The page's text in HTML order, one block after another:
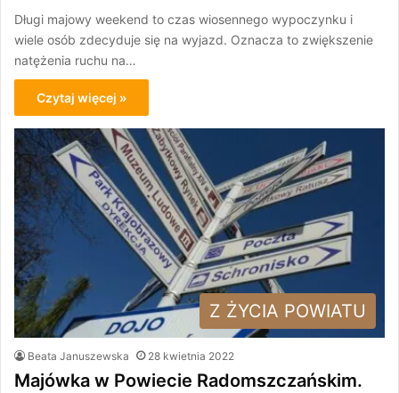
Długi majowy weekend to czas wiosennego wypoczynku i
wiele osób zdecyduje się na wyjazd. Oznacza to zwiększenie
natężenia ruchu na…
Czytaj więcej »
Z ŻYCIA POWIATU
Beata Januszewska 28 kwietnia 2022
Majówka w Powiecie Radomszczańskim.